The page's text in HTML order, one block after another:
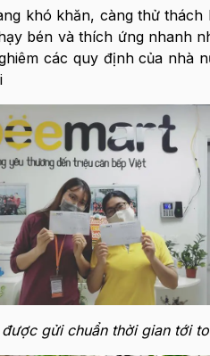
khó khăn, càng thử
bén và thích ứng nhanh
các quy định của nhà
gửi chuẩn thời gian tới